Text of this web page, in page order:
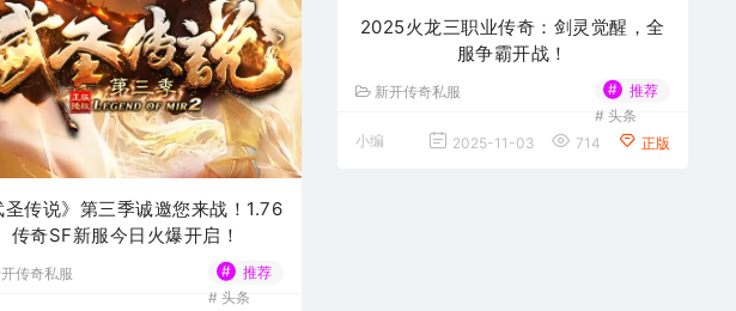
圣传说》第三季诚邀您来战！1.76
传奇SF新服今日火爆开启！
传奇私服 #
推荐
# 头条
2025火龙三职业传奇：剑灵觉醒，全
服争霸开战！
新开传奇私服 #
推荐
# 头条
小编
2025-11-03 714 正版